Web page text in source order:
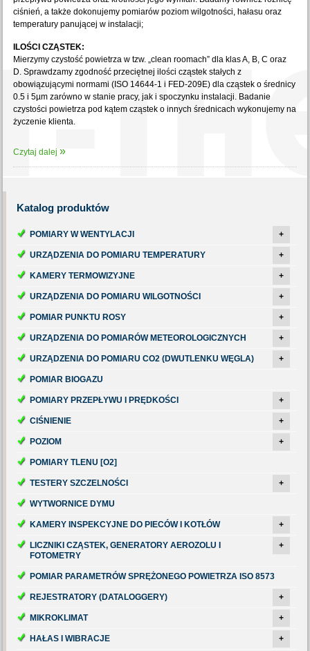
ciśnień, a także dokonujemy pomiarów poziom wilgotności, hałasu oraz
temperatury panującej w instalacji;
ILOŚCI CZĄSTEK:
Mierzymy czystość powietrza w tzw. „clean roomach” dla klas A, B, C oraz
D. Sprawdzamy zgodność przeciętnej ilości cząstek stałych z
obowiązującymi normami (ISO 14644-1 i FED-209E) dla cząstek o średnicy
0.5 i 5µm zarówno w stanie pracy, jak i spoczynku instalacji. Badanie
czystości powietrza pod kątem cząstek o innych średnicach wykonujemy na
życzenie klienta.
Czytaj dalej
Katalog produktów
POMIARY W WENTYLACJI +
URZĄDZENIA DO POMIARU TEMPERATURY +
KAMERY TERMOWIZYJNE +
URZĄDZENIA DO POMIARU WILGOTNOŚCI +
POMIAR PUNKTU ROSY +
URZĄDZENIA DO POMIARÓW METEOROLOGICZNYCH +
URZĄDZENIA DO POMIARU CO2 (DWUTLENKU WĘGLA) +
POMIAR BIOGAZU
POMIARY PRZEPŁYWU I PRĘDKOŚCI +
CIŚNIENIE +
POZIOM +
POMIARY TLENU [O2]
TESTERY SZCZELNOŚCI +
WYTWORNICE DYMU
KAMERY INSPEKCYJNE DO PIECÓW I KOTŁÓW +
LICZNIKI CZĄSTEK, GENERATORY AEROZOLU I
FOTOMETRY
+
POMIAR PARAMETRÓW SPRĘŻONEGO POWIETRZA ISO 8573
REJESTRATORY (DATALOGGERY) +
MIKROKLIMAT +
HAŁAS I WIBRACJE +